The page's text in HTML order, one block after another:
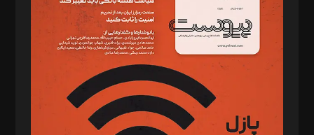
د‌بیر ناداستان: سمانه سمیع
د‌بیر خدمت و تجارت: ابوالفضل رجبی
د‌بیر حقوق فناوری: حسام‌الدین ایپکچی
د‌بیر پیوست جهان: مینا پاکدل
د‌بیر تحریریه آنلاین: بابک نقاش
تحریریه‌: مجتبی محمود‌ی، آرش برهمند، یسنا امان‌پور، سروش کرمیان،
مصطفی مسجدی آرانی، ابوالفضل رجبی، زهرا فکرانه، فائزه فتحی